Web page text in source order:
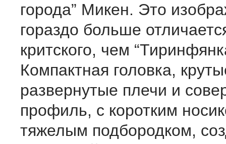
города” Микен. Это
гораздо больше
критского, чем
Компактная головка,
развернутые плечи и
профиль, с коротким
тяжелым подбородком,